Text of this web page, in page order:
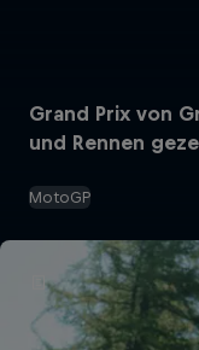
Grand Prix von
und Rennen
MotoGP